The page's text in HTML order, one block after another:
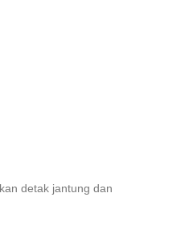
detak jantung dan